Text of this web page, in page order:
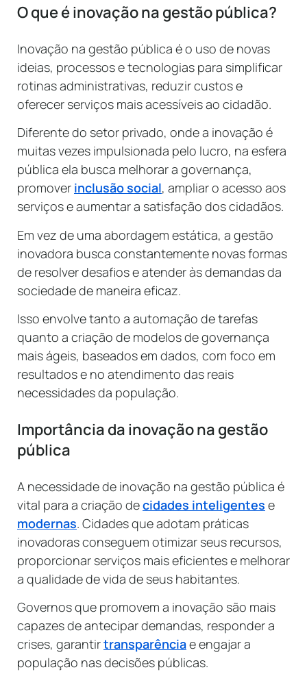
O que é inovação na gestão pública?
Inovação na gestão pública é o uso de novas
ideias, processos e tecnologias para simplificar
rotinas administrativas, reduzir custos e
oferecer serviços mais acessíveis ao cidadão.
Diferente do setor privado, onde a inovação é
muitas vezes impulsionada pelo lucro, na esfera
pública ela busca melhorar a governança,
promover inclusão social, ampliar o acesso aos
serviços e aumentar a satisfação dos cidadãos.
Em vez de uma abordagem estática, a gestão
inovadora busca constantemente novas formas
de resolver desafios e atender às demandas da
sociedade de maneira eficaz.
Isso envolve tanto a automação de tarefas
quanto a criação de modelos de governança
mais ágeis, baseados em dados, com foco em
resultados e no atendimento das reais
necessidades da população.
Importância da inovação na gestão
pública
A necessidade de inovação na gestão pública é
vital para a criação decidades inteligentes e
modernas. Cidades que adotam práticas
inovadoras conseguem otimizar seus recursos,
proporcionar serviços mais eficientes e melhorar
a qualidade de vida de seus habitantes.
Governos que promovem a inovação são mais
capazes de antecipar demandas, responder a
crises, garantirtransparênciae engajar a
população nas decisões públicas.